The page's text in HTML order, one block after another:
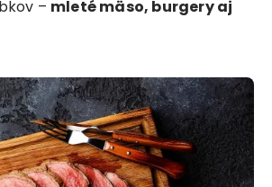
– mleté mäso, burgery aj